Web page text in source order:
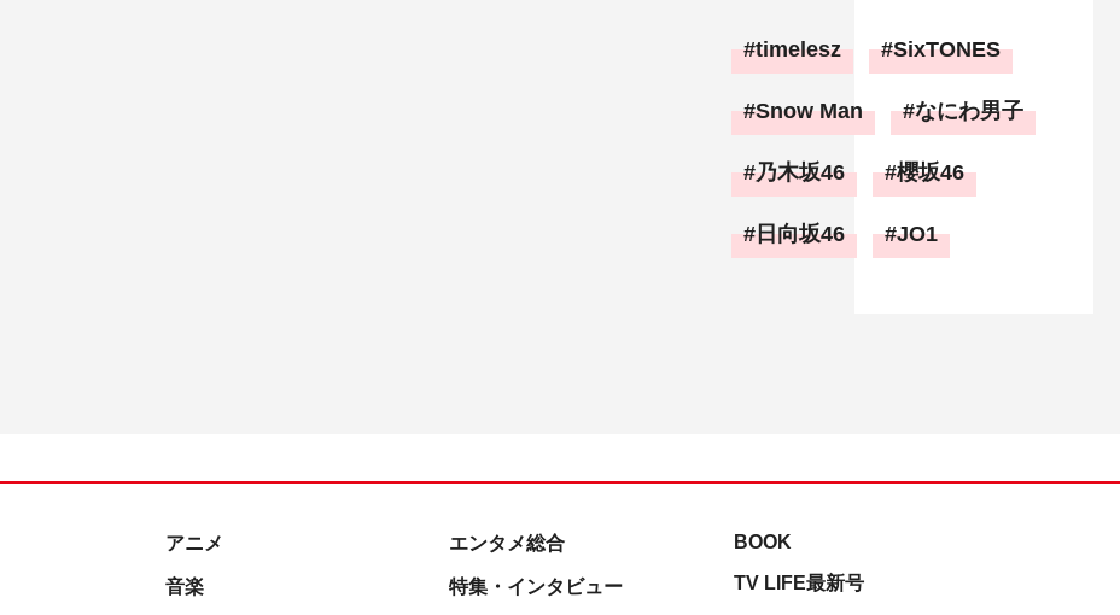
timelesz SixTONES
Snow Man なにわ男子
乃木坂46 櫻坂46
日向坂46 JO1
アニメ
音楽
エンタメ総合
特集・インタビュー
BOOK
TV LIFE最新号